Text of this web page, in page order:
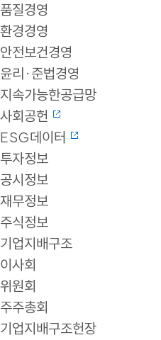
품질경영
환경경영
안전보건경영
윤리·준법경영
지속가능한공급망
사회공헌
ESG데이터
투자정보
공시정보
재무정보
주식정보
기업지배구조
이사회
위원회
주주총회
기업지배구조헌장